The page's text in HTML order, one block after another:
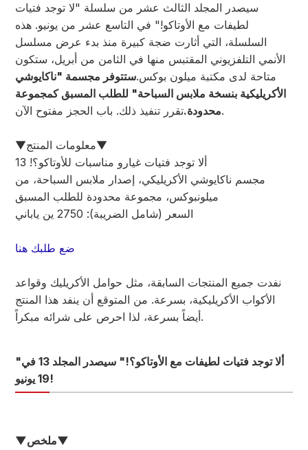
سيصدر المجلد الثالث عشر من سلسلة "لا توجد فتيات
لطيفات مع الأوتاكو!" في التاسع عشر من يونيو. هذه
السلسلة، التي أثارت ضجة كبيرة منذ بدء عرض مسلسل
الأنمي التلفزيوني المقتبس منها في الثامن من أبريل، ستكون
متاحة لدى مكتبة ميلون بوكس.ستتوفر مجسمة "ناكايوشي
الأكريليكية بنسخة ملابس السباحة" للطلب المسبق كمجموعة
محدودة.تقرر تنفيذ ذلك. باب الحجز مفتوح الآن.
▼معلومات المنتج▼
ألا توجد فتيات غيارو مناسبات للأوتاكو؟! 13
مجسم ناكايوشي الأكريليكي، إصدار ملابس السباحة، من
ميلونبوكس، مجموعة محدودة للطلب المسبق
السعر (شامل الضريبة): 2750 ين ياباني
ضع طلبك هنا
نفدت جميع المنتجات السابقة، مثل حوامل الأكريليك وقواعد
الأكواب الأكريليكية، بسرعة. من المتوقع أن ينفد هذا المنتج
أيضاً بسرعة، لذا احرص على شرائه مبكراً.
"ألا توجد فتيات لطيفات مع الأوتاكو؟!" سيصدر المجلد 13 في
19 يونيو!
▼ملخص▼